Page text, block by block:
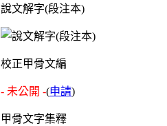
說文解字(段注本)
校正甲骨文編
- 未公開 -(申請)
甲骨文字集釋